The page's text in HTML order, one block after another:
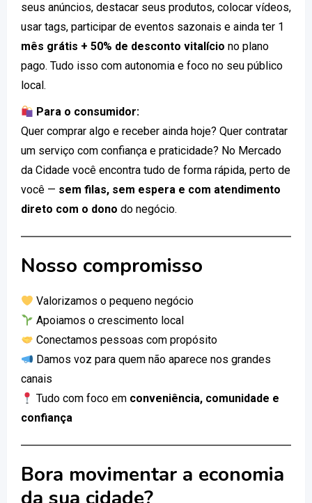
seus anúncios, destacar seus produtos, colocar vídeos,
usar tags, participar de eventos sazonais e ainda ter 1
mês grátis + 50% de desconto vitalício no plano
pago. Tudo isso com autonomia e foco no seu público
local.
Para o consumidor:
Quer comprar algo e receber ainda hoje? Quer contratar
um serviço com confiança e praticidade? No Mercado
da Cidade você encontra tudo de forma rápida, perto de
você — sem filas, sem espera e com atendimento
direto com o dono do negócio.
Nosso compromisso
Valorizamos o pequeno negócio
Apoiamos o crescimento local
Conectamos pessoas com propósito
Damos voz para quem não aparece nos grandes
canais
Tudo com foco em conveniência, comunidade e
confiança
Bora movimentar a economia